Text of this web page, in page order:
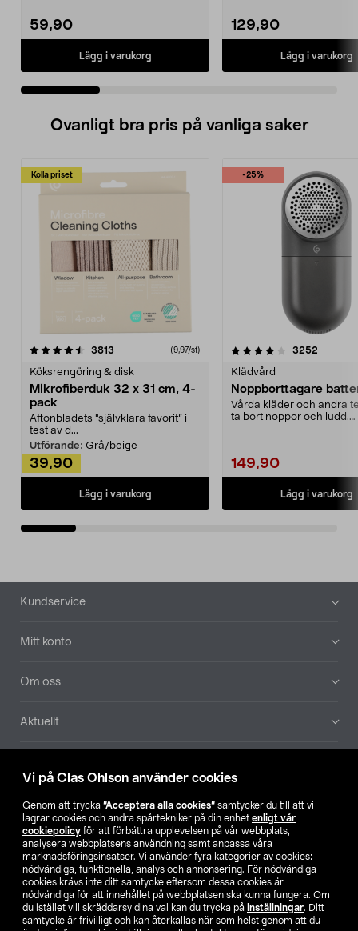
Vi på Clas Ohlson använder cookies
Genom att trycka ”Acceptera alla cookies” samtycker du till att vi
lagrar cookies och andra spårtekniker på din enhet enligt vår
cookiepolicy för att förbättra upplevelsen på vår webbplats,
analysera webbplatsens användning samt anpassa våra
marknadsföringsinsatser. Vi använder fyra kategorier av cookies:
nödvändiga, funktionella, analys och annonsering. För nödvändiga
cookies krävs inte ditt samtycke eftersom dessa cookies är
nödvändiga för att innehållet på webbplatsen ska kunna fungera. Om
du istället vill skräddarsy dina val kan du trycka på inställningar. Ditt
samtycke är frivilligt och kan återkallas när som helst genom att du
59,90
Lägg i varukorg
129,90
Lägg i varukorg
Ovanligt bra pris på vanliga saker
Kolla priset
3813 (9,97/st)
Köksrengöring & disk
Mikrofiberduk 32 x 31 cm, 4-
pack
Aftonbladets "självklara favorit” i
test av d...
Utförande: Grå/beige
39,90
Lägg i varukorg
-25%
4.0av 5 stjärnor 3252
Klädvård
Noppborttagare
Vårda kläder och andra
ta bort noppor och ludd.
149,90
Lägg i varukorg
4.5av 5 stjärnor
Sidfot
Kundservice
Mitt konto
Om oss
Aktuellt
Hitta butik
SE NO FI